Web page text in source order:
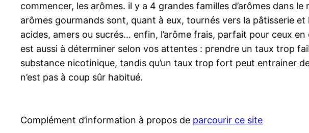
commencer, les arômes. il y a 4 grandes familles d’arômes dans
arômes gourmands sont, quant à eux, tournés vers la pâtisserie
acides, amers ou sucrés… enfin, l’arôme frais, parfait pour ceux
est aussi à déterminer selon vos attentes : prendre un taux trop
substance nicotinique, tandis qu’un taux trop fort peut entrainer
n’est pas à coup sûr habitué.
Complément d’information à propos de parcourir ce site